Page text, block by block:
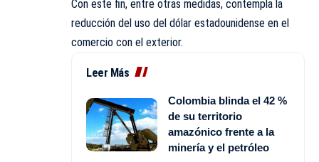
Con este fin, entre otras medidas, contempla la
reducción del uso del dólar estadounidense en el
comercio con el exterior.
Leer Más
Colombia blinda el 42 %
de su territorio
amazónico frente a la
minería y el petróleo